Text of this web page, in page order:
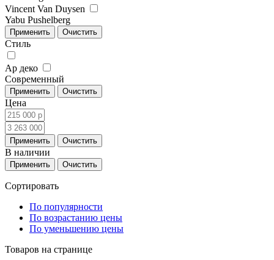
Vincent Van Duysen
Yabu Pushelberg
Стиль
Ар деко
Современный
Цена
В наличии
Сортировать
По популярности
По возрастанию цены
По уменьшению цены
Товаров на странице